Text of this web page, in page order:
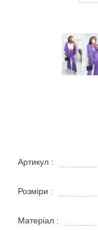
Артикул :
Розміри :
Матеріал :